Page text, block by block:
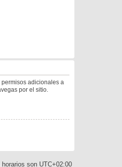
adicionales a
por el sitio.
horarios son UTC+02:00